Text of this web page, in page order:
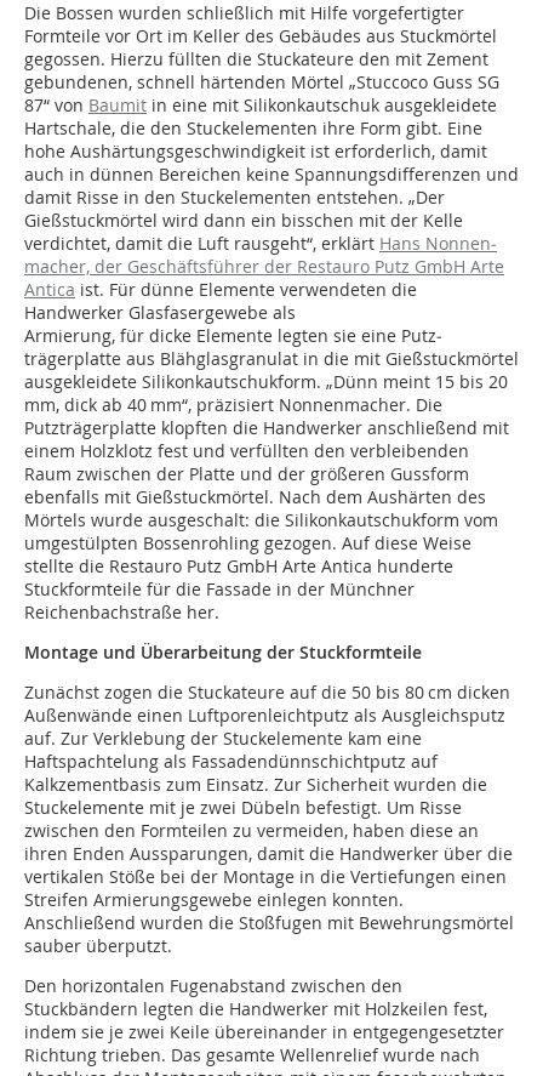
Die Bossen wurden schließlich mit Hilfe vorgefertigter
Formteile vor Ort im Keller des Gebäudes aus Stuckmörtel
gegossen. Hierzu füllten die Stuckateure den mit Zement
gebundenen, schnell härtenden Mörtel „Stuccoco Guss SG
87“ von Baumit in eine mit Silikonkautschuk ausgekleidete
Hartschale, die den Stuckelementen ihre Form gibt. Eine
hohe Aushärtungsgeschwindigkeit ist erforderlich, damit
auch in dünnen Bereichen keine Spannungsdifferenzen und
damit Risse in den Stuckelementen entstehen. „Der
Gießstuckmörtel wird dann ein bisschen mit der Kelle
verdichtet, damit die Luft rausgeht“, erklärt Hans Nonnen­
macher, der Geschäftsführer der Restauro Putz GmbH Arte
Antica ist. Für dünne Elemente ver­wendeten die
Handwerker Glasfasergewebe als
Armierung, für dicke Elemente legten sie eine Putz­
trägerplatte aus Blähglasgranulat in die mit Gieß­stuckmörtel
ausgekleidete Silikonkautschukform. „Dünn meint 15 bis 20
mm, dick ab 40 mm“, präzisiert Nonnenmacher. Die
Putzträgerplatte klopften die Handwerker anschließend mit
einem Holzklotz fest und verfüllten den verbleibenden
Raum zwischen der Platte und der größeren Gussform
ebenfalls mit Gießstuckmörtel. Nach dem Aushärten des
Mörtels wurde ausgeschalt: die Silikonkautschukform vom
umgestülpten Bossenrohling gezogen. Auf diese Weise
stellte die Restauro Putz GmbH Arte Antica hunderte
Stuckformteile für die Fassade in der Münchner
Reichenbachstraße her.
Montage und Überarbeitung der Stuckformteile
Zunächst zogen die Stuckateure auf die 50 bis 80 cm dicken
Außenwände einen Luftporenleichtputz als Ausgleichsputz
auf. Zur Verklebung der Stuckelemente kam eine
Haftspachtelung als Fassadendünnschichtputz auf
Kalkzementbasis zum Einsatz. Zur Sicherheit wurden die
Stuckelemente mit je zwei Dübeln befestigt. Um Risse
zwischen den Formteilen zu vermeiden, haben diese an
ihren Enden Aussparungen, damit die Handwerker über die
vertikalen Stöße bei der Montage in die Vertiefungen einen
Streifen Armierungsgewebe einlegen konnten.
Anschließend wurden die Stoßfugen mit Bewehrungsmörtel
sauber überputzt.
Den horizontalen Fugenabstand zwischen den
Stuckbändern legten die Handwerker mit Holzkeilen fest,
indem sie je zwei Keile übereinander in entgegengesetzter
Richtung trieben. Das gesamte Wellenrelief wurde nach